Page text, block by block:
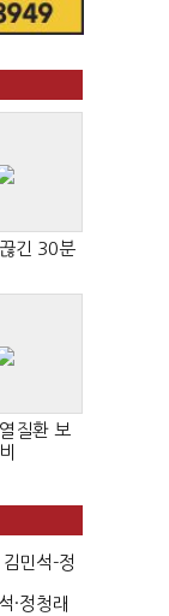
긴 30분
질환 보
민석-정
·정청래